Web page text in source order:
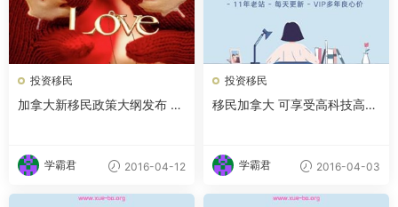
投资移民
加拿大新移民政策大纲发布 最
学霸君 2016-04-12
投资移民
移民加拿大 可享受高科技高福
学霸君 2016-04-03